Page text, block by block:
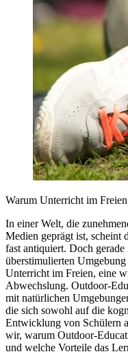
Warum Unterricht im
In einer Welt, die
Medien geprägt ist, scheint
fast antiquiert. Doch
überstimulierten
Unterricht im Freien, eine
Abwechslung. Outdoor-
mit natürlichen
die sich sowohl auf die
Entwicklung von Schülern
wir, warum Outdoor-
und welche Vorteile das